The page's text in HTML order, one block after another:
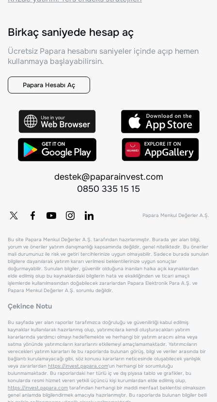
Birkaç saniyede hesap aç
Ücretsiz Papara hesabını saniyeler içinde açıp hemen
kullanmaya başlayabilirsin.
Papara Hesabı Aç
destek@paparainvest.com
0850 335 15 15
Papara Menkul Değerler A.Ş.
Bu site Papara Menkul Değerler A.Ş. tarafından hazırlanmıştır. Burada yer alan bilgi,
yorum ve öneriler yatırım danışmanlığı kapsamında değildir, genel niteliktedir. Bu öneriler
mali durumunuz ile risk ve getiri tercihlerinize uygun olmayabilir. Sadece burada sunulan
bilgilere dayanılarak yatırım kararı verilmesi beklentilerinize uygun sonuçlar
doğurmayabilir. Sunulan bilgiler, güvenilir olduğuna inanılan halka açık kaynaklardan
elde edilmiş olup bu kaynaklardaki bilgilerin hata ve eksikliğinden ve ticari amaçlı
işlemlerde kullanılmasından doğabilecek zararlardan Papara Elektronik Para A.Ş. ve
Papara Menkul Değerler A.Ş. sorumlu değildir.
Çekince Notu
Bu sayfada yer alan raporlar tarafımızca doğruluğu ve güvenilirliği kabul edilmiş
kaynaklar kullanılarak hazırlanmış olup, yatırımcılara kendi oluşturacakları yatırım
kararlarında yardımcı olmayı hedeflemekte ve herhangi bir yatırım aracını alma veya
satma yönünde yatırımcıların kararlarını etkilemeyi amaçlamamaktadır. Yatırımcıların
verecekleri yatırım kararları ile bu raporlarda bulunan görüş, bilgi ve veriler arasında bir
bağlantı kurulamayacağı gibi, söz konusu kararların neticesinde oluşabilecek yanlışlık
veya zararlardan https://invest.papara.com'un herhangi bir sorumluluğu
bulunmamaktadır. Bu raporlardaki her türlü iç ve dış piyasa tablo ve grafikler, bu
konularda resmi hizmet veren yetkili üçüncü kişi kurumlardan elde edilmiş olup,
https://invest.papara.com tarafından herhangi bir maddi menfaat beklentisi olmaksızın
genel anlamda bilgilendirmek amacıyla hazırlanmıştır. Bu raporlarda bulunan bilgiler belli